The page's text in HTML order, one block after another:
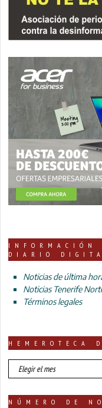
INFORMACIÓN
DIARIO
Noticias de última
Noticias Tenerife
Términos legales
HEMEROTECA
HEMEROTECA
DE
NÚMERO DE